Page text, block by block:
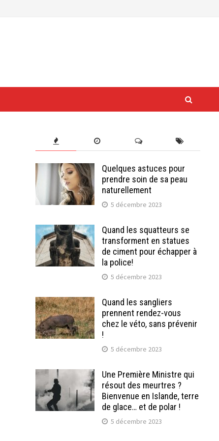
Quelques astuces pour
prendre soin de sa peau
naturellement
5 décembre 2023
Quand les squatteurs se
transforment en statues
de ciment pour échapper à
la police!
5 décembre 2023
Quand les sangliers
prennent rendez-vous
chez le véto, sans prévenir
!
5 décembre 2023
Une Première Ministre qui
résout des meurtres ?
Bienvenue en Islande, terre
de glace… et de polar !
5 décembre 2023